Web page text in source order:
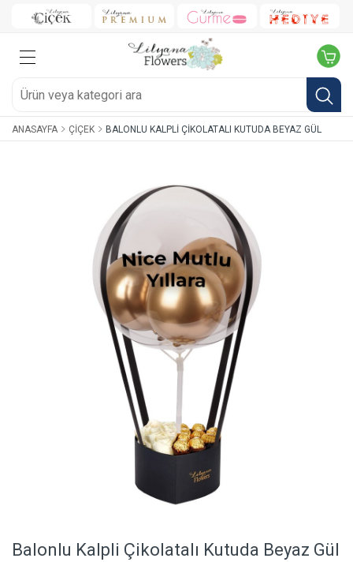
ANASAYFA ÇIÇEK BALONLU KALPLI ÇIKOLATALI KUTUDA BEYAZ GÜL
Balonlu Kalpli Çikolatalı Kutuda Beyaz Gül